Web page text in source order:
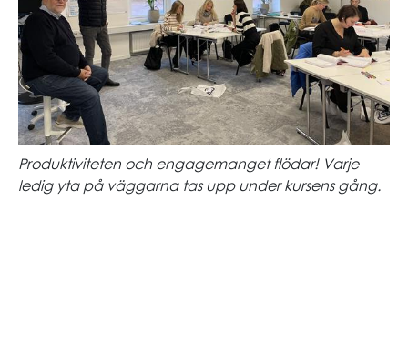
Produktiviteten och engagemanget flödar! Varje
ledig yta på väggarna tas upp under kursens gång.